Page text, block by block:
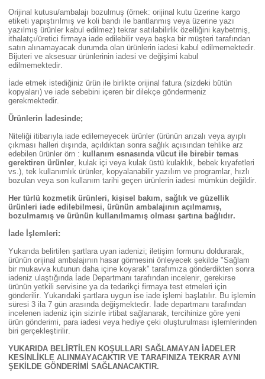
Orijinal kutusu/ambalajı bozulmuş (örnek: orijinal kutu üzerine kargo
etiketi yapıştırılmış ve koli bandı ile bantlanmış veya üzerine yazı
yazılmış ürünler kabul edilmez) tekrar satılabilirlik özelliğini kaybetmiş,
ithalatçı/üretici firmaya iade edilebilir veya başka bir müşteri tarafından
satın alınamayacak durumda olan ürünlerin iadesi kabul edilmemektedir.
Bijuteri ve aksesuar ürünlerinin iadesi ve değişimi kabul
edilmemektedir.
İade etmek istediğiniz ürün ile birlikte orijinal fatura (sizdeki bütün
kopyaları) ve iade sebebini içeren bir dilekçe göndermeniz
gerekmektedir.
Ürünlerin İadesinde;
Niteliği itibarıyla iade edilemeyecek ürünler (ürünün arızalı veya ayıplı
çıkması halleri dışında, açıldıktan sonra sağlık açısından tehlike arz
edebilen ürünler örn : kullanım esnasında vücut ile birebir temas
gerektiren ürünler, kulak içi veya kulak üstü kulaklık, bebek kıyafetleri
vs.), tek kullanımlık ürünler, kopyalanabilir yazılım ve programlar, hızlı
bozulan veya son kullanım tarihi geçen ürünlerin iadesi mümkün değildir.
Her türlü kozmetik ürünleri, kişisel bakım, sağlık ve güzellik
ürünleri iade edilebilmesi, ürünün ambalajının açılmamış,
bozulmamış ve ürünün kullanılmamış olması şartına bağlıdır.
İade İşlemleri:
Yukarıda belirtilen şartlara uyan iadenizi; iletişim formunu doldurarak,
ürünün orijinal ambalajının hasar görmesini önleyecek şekilde "Sağlam
bir mukavva kutunun daha içine koyarak" tarafımıza gönderdikten sonra
iadeniz ulaştığında İade Departmanı tarafından incelenir, gerekirse
ürünün yetkili servisine ya da tedarikçi firmaya test etmeleri için
gönderilir. Yukarıdaki şartlara uygun ise iade işlemi başlatılır. Bu işlemin
süresi 3 ila 7 gün arasında değişmektedir. İade departmanı tarafından
incelenen iadeniz için sizinle irtibat sağlanarak, tercihinize göre yeni
ürün gönderimi, para iadesi veya hediye çeki oluşturulması işlemlerinden
biri gerçekleştirilir.
YUKARIDA BELİRTİLEN KOŞULLARI SAĞLAMAYAN İADELER
KESİNLİKLE ALINMAYACAKTIR VE TARAFINIZA TEKRAR AYNI
ŞEKİLDE GÖNDERİMİ SAĞLANACAKTIR.